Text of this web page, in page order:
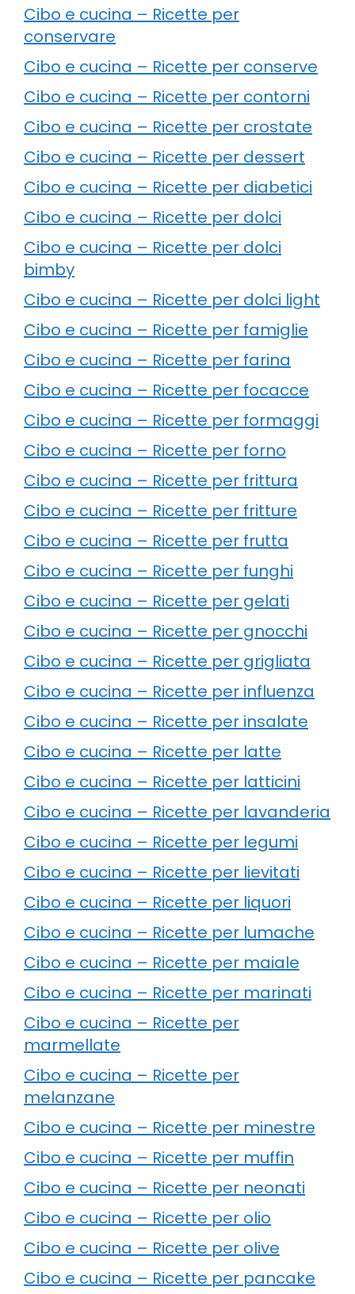
Cibo e cucina – Ricette per
conservare
Cibo e cucina – Ricette per conserve
Cibo e cucina – Ricette per contorni
Cibo e cucina – Ricette per crostate
Cibo e cucina – Ricette per dessert
Cibo e cucina – Ricette per diabetici
Cibo e cucina – Ricette per dolci
Cibo e cucina – Ricette per dolci
bimby
Cibo e cucina – Ricette per dolci light
Cibo e cucina – Ricette per famiglie
Cibo e cucina – Ricette per farina
Cibo e cucina – Ricette per focacce
Cibo e cucina – Ricette per formaggi
Cibo e cucina – Ricette per forno
Cibo e cucina – Ricette per frittura
Cibo e cucina – Ricette per fritture
Cibo e cucina – Ricette per frutta
Cibo e cucina – Ricette per funghi
Cibo e cucina – Ricette per gelati
Cibo e cucina – Ricette per gnocchi
Cibo e cucina – Ricette per grigliata
Cibo e cucina – Ricette per influenza
Cibo e cucina – Ricette per insalate
Cibo e cucina – Ricette per latte
Cibo e cucina – Ricette per latticini
Cibo e cucina – Ricette per lavanderia
Cibo e cucina – Ricette per legumi
Cibo e cucina – Ricette per lievitati
Cibo e cucina – Ricette per liquori
Cibo e cucina – Ricette per lumache
Cibo e cucina – Ricette per maiale
Cibo e cucina – Ricette per marinati
Cibo e cucina – Ricette per
marmellate
Cibo e cucina – Ricette per
melanzane
Cibo e cucina – Ricette per minestre
Cibo e cucina – Ricette per muffin
Cibo e cucina – Ricette per neonati
Cibo e cucina – Ricette per olio
Cibo e cucina – Ricette per olive
Cibo e cucina – Ricette per pancake